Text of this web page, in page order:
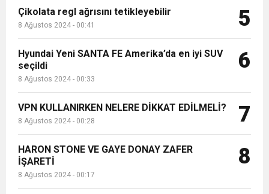
Çikolata regl ağrısını tetikleyebilir
8 Ağustos 2024 - 00:41 5
Hyundai Yeni SANTA FE Amerika’da en iyi SUV
seçildi
8 Ağustos 2024 - 00:33
6
VPN KULLANIRKEN NELERE DİKKAT EDİLMELİ?
8 Ağustos 2024 - 00:28 7
HARON STONE VE GAYE DONAY ZAFER
İŞARETİ
8 Ağustos 2024 - 00:17
8